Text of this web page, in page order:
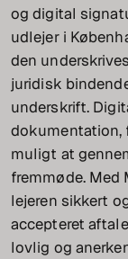
og digital
udlejer i
den
juridisk
underskrift.
dokumentation,
muligt at
fremmøde.
lejeren sikkert
accepteret
lovlig og